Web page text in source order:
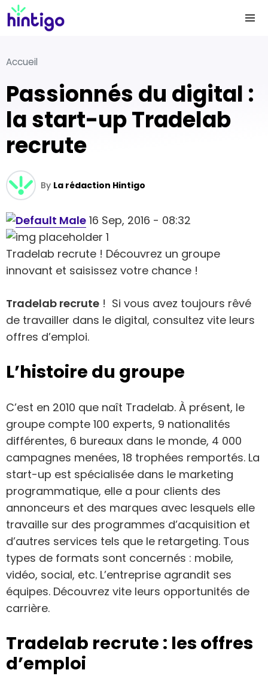
Accueil
Passionnés du digital :
la start-up Tradelab
recrute
By La rédaction Hintigo
16 Sep, 2016 - 08:32
Tradelab recrute ! Découvrez un groupe
innovant et saisissez votre chance !
Tradelab recrute ! Si vous avez toujours rêvé
de travailler dans le digital, consultez vite leurs
offres d’emploi.
L’histoire du groupe
C’est en 2010 que naît Tradelab. À présent, le
groupe compte 100 experts, 9 nationalités
différentes, 6 bureaux dans le monde, 4 000
campagnes menées, 18 trophées remportés. La
start-up est spécialisée dans le marketing
programmatique, elle a pour clients des
annonceurs et des marques avec lesquels elle
travaille sur des programmes d’acquisition et
d’autres services tels que le retargeting. Tous
types de formats sont concernés : mobile,
vidéo, social, etc. L’entreprise agrandit ses
équipes. Découvrez vite leurs opportunités de
carrière.
Tradelab recrute : les offres
d’emploi